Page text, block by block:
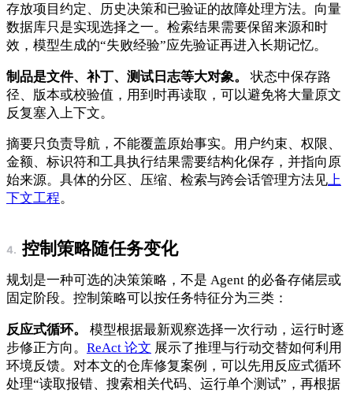
存放项目约定、历史决策和已验证的故障处理方法。向量
数据库只是实现选择之一。检索结果需要保留来源和时
效，模型生成的“失败经验”应先验证再进入长期记忆。
制品是文件、补丁、测试日志等大对象。
状态中保存路
径、版本或校验值，用到时再读取，可以避免将大量原文
反复塞入上下文。
摘要只负责导航，不能覆盖原始事实。用户约束、权限、
金额、标识符和工具执行结果需要结构化保存，并指向原
始来源。具体的分区、压缩、检索与跨会话管理方法见上
下文工程。
控制策略随任务变化
规划是一种可选的决策策略，不是 Agent 的必备存储层或
固定阶段。控制策略可以按任务特征分为三类：
反应式循环。
模型根据最新观察选择一次行动，运行时逐
步修正方向。 ReAct 论文 展示了推理与行动交替如何利用
环境反馈。对本文的仓库修复案例，可以先用反应式循环
处理“读取报错、搜索相关代码、运行单个测试”，再根据